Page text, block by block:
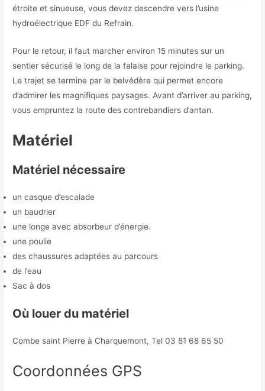
étroite et sinueuse, vous devez descendre vers l’usine
hydroélectrique EDF du Refrain.
Pour le retour, il faut marcher environ 15 minutes sur un
sentier sécurisé le long de la falaise pour rejoindre le parking.
Le trajet se termine par le belvédère qui permet encore
d’admirer les magnifiques paysages. Avant d’arriver au parking,
vous empruntez la route des contrebandiers d’antan.
Matériel
Matériel nécessaire
un casque d’escalade
un baudrier
une longe avec absorbeur d’énergie.
une poulie
des chaussures adaptées au parcours
de l’eau
Sac à dos
Où louer du matériel
Combe saint Pierre à Charquemont, Tel 03 81 68 65 50
Coordonnées GPS